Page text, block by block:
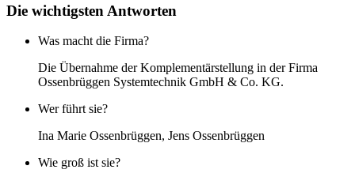
Die wichtigsten Antworten
Was macht die Firma?
Die Übernahme der Komplementärstellung in der Firma
Ossenbrüggen Systemtechnik GmbH & Co. KG.
Wer führt sie?
Ina Marie Ossenbrüggen, Jens Ossenbrüggen
Wie groß ist sie?